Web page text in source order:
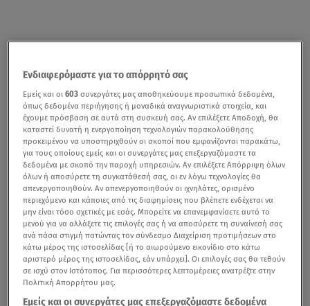
Ενδιαφερόμαστε για το απόρρητό σας
Εμείς και οι603 συνεργάτες μας αποθηκεύουμε προσωπικά δεδομένα,
όπως δεδομένα περιήγησης ή μοναδικά αναγνωριστικά στοιχεία, και
έχουμε πρόσβαση σε αυτά στη συσκευή σας. Αν επιλέξετε Αποδοχή, θα
καταστεί δυνατή η ενεργοποίηση τεχνολογιών παρακολούθησης
προκειμένου να υποστηριχθούν οι σκοποί που εμφανίζονται παρακάτω,
για τους οποίους εμείς και οι συνεργάτες μας επεξεργαζόμαστε τα
δεδομένα με σκοπό την παροχή υπηρεσιών. Αν επιλέξετε Απόρριψη όλων
όλων ή αποσύρετε τη συγκατάθεσή σας, οι εν λόγω τεχνολογίες θα
απενεργοποιηθούν. Αν απενεργοποιηθούν οι ιχνηλάτες, ορισμένο
περιεχόμενο και κάποιες από τις διαφημίσεις που βλέπετε ενδέχεται να
μην είναι τόσο σχετικές με εσάς. Μπορείτε να επανεμφανίσετε αυτό το
μενού για να αλλάξετε τις επιλογές σας ή να αποσύρετε τη συναίνεσή σας
ανά πάσα στιγμή πατώντας τον σύνδεσμο Διαχείριση προτιμήσεων στο
κάτω μέρος της ιστοσελίδας [ή το αιωρούμενο εικονίδιο στο κάτω
αριστερό μέρος της ιστοσελίδας, εάν υπάρχει]. Οι επιλογές σας θα τεθούν
σε ισχύ στον Ιστότοπος. Για περισσότερες λεπτομέρειες ανατρέξτε στην
Πολιτική Απορρήτου μας.
Εμείς και οι συνεργάτες μας επεξεργαζόμαστε δεδομένα